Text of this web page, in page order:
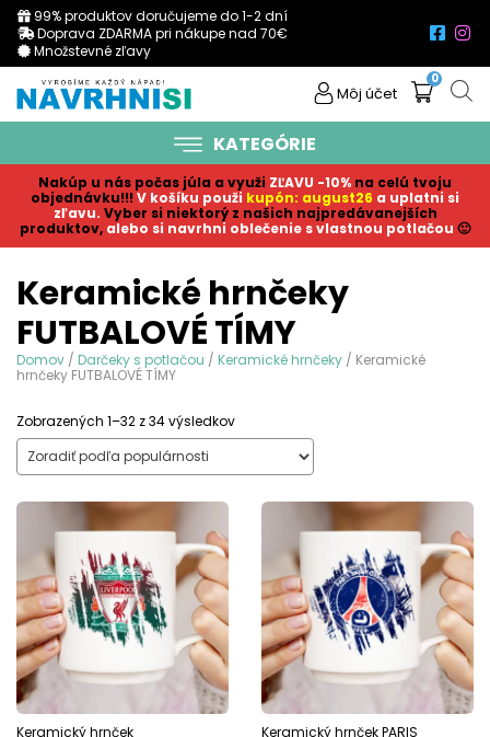
99% produktov doručujeme do 1-2 dní
Doprava ZDARMA pri nákupe nad 70€
Množstevné zľavy
Môj účet
0
KATEGÓRIE
Nakúp u nás počas júla a využi ZĽAVU -10% na celú tvoju
objednávku!!! V košíku použi kupón: august26 a uplatni si
zľavu. Vyber si niektorý z našich najpredávanejších
produktov, alebo si navrhni oblečenie s vlastnou potlačou 🙂
Keramické hrnčeky
FUTBALOVÉ TÍMY
Domov / Darčeky s potlačou / Keramické hrnčeky / Keramické
hrnčeky FUTBALOVÉ TÍMY
Zobrazených 1–32 z 34 výsledkovSorted
by
popularity
Keramický hrnček
Keramický hrnček PARIS